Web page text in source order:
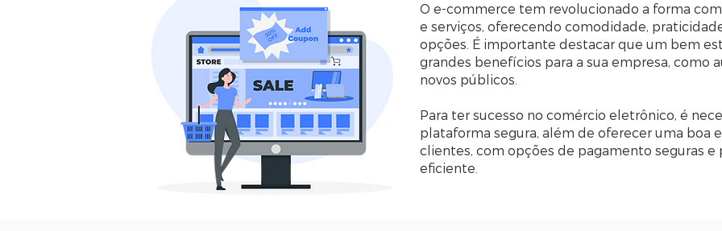
O e-commerce tem revolucionado a forma
e serviços, oferecendo comodidade,
opções. É importante destacar que um bem
grandes benefícios para a sua empresa, como
novos públicos.
Para ter sucesso no comércio eletrônico, é
plataforma segura, além de oferecer uma boa
clientes, com opções de pagamento seguras
eficiente.